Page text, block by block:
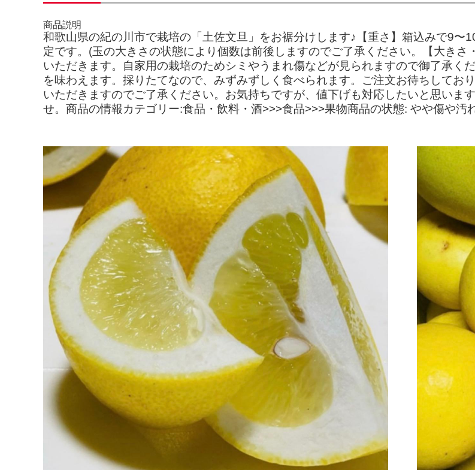
商品説明
和歌山県の紀の川市で栽培の「土佐文旦」をお裾分けします♪【重さ】箱込みで9
定です。(玉の大きさの状態により個数は前後しますのでご了承ください。【大き
いただきます。自家用の栽培のためシミやうまれ傷などが見られますので御了承く
を味わえます。採りたてなので、みずみずしく食べられます。ご注文お待ちして
いただきますのでご了承ください。お気持ちですが、値下げも対応したいと思いま
せ。商品の情報カテゴリー:食品・飲料・酒>>>食品>>>果物商品の状態: やや傷や